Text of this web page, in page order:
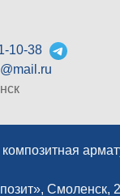
10-38
Смоленск,